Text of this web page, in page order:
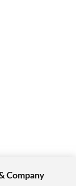
Company